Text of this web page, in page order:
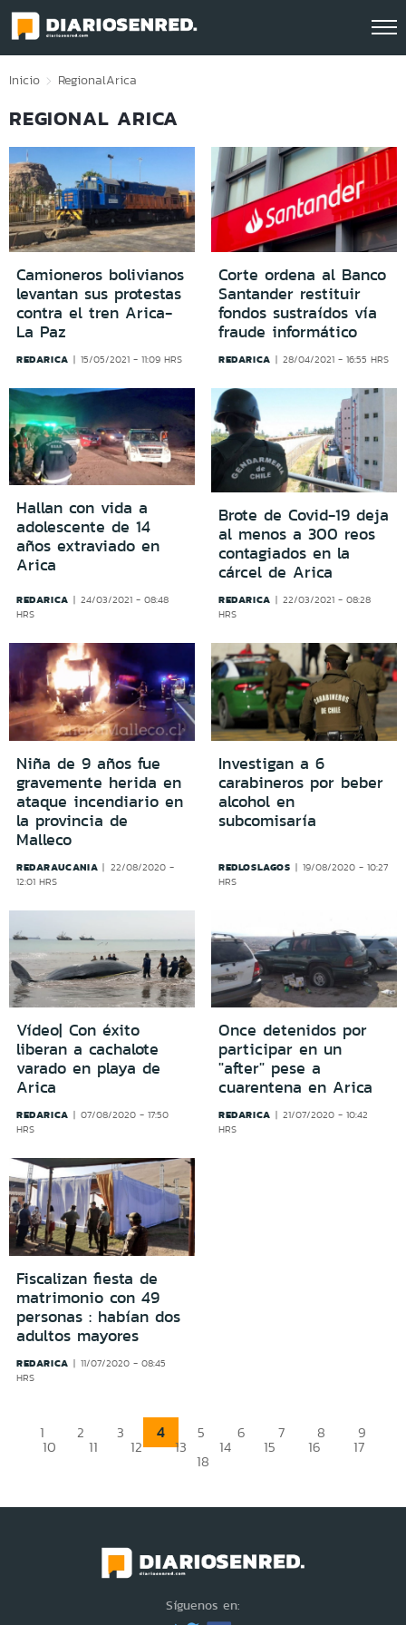
Click acá para ir directamente al contenido
Inicio RegionalArica
REGIONAL ARICA
Camioneros bolivianos
levantan sus protestas
contra el tren Arica-
La Paz
REDARICA 15/05/2021 - 11:09 HRS
Corte ordena al Banco
Santander restituir
fondos sustraídos vía
fraude informático
REDARICA 28/04/2021 - 16:55 HRS
Hallan con vida a
adolescente de 14
años extraviado en
Arica
REDARICA
24/03/2021 - 08:48
HRS
Brote de Covid-19 deja
al menos a 300 reos
contagiados en la
cárcel de Arica
REDARICA
22/03/2021 - 08:28
HRS
Niña de 9 años fue
gravemente herida en
ataque incendiario en
la provincia de
Malleco
REDARAUCANIA
22/08/2020 -
12:01 HRS
Investigan a 6
carabineros por beber
alcohol en
subcomisaría
REDLOSLAGOS
19/08/2020 - 10:27
HRS
Vídeo| Con éxito
liberan a cachalote
varado en playa de
Arica
REDARICA
07/08/2020 - 17:50
HRS
Once detenidos por
participar en un
"after" pese a
cuarentena en Arica
REDARICA
21/07/2020 - 10:42
HRS
Fiscalizan fiesta de
matrimonio con 49
personas : habían dos
adultos mayores
REDARICA
11/07/2020 - 08:45
HRS
1 2 3 4 5 6 7 8 9
10 11 12 13 14 15 16 17
18
Síguenos en: